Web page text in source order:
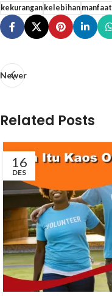
kekurangankelebihanmanfaat
Newer
Related Posts
16
DES